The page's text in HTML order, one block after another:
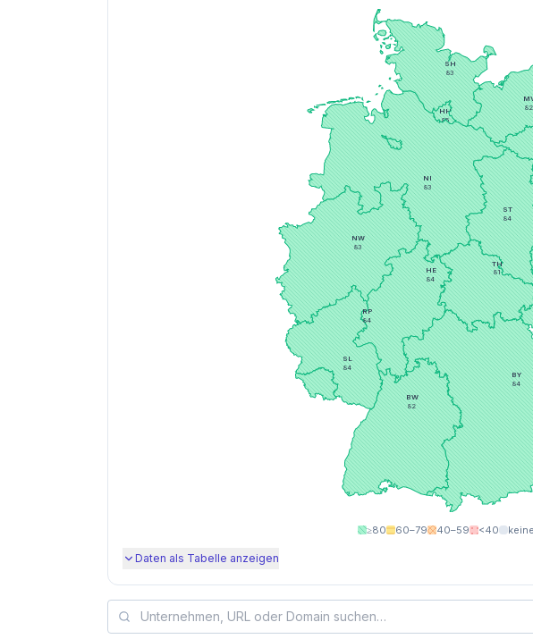
BW
82
BY
84
HB
82
HH
85
HE
84
NI
83
82
NW
83
RP
84
SL
84
ST
84
SH
83
TH
81
≥80 60–79 40–59 <40
Daten als Tabelle anzeigen